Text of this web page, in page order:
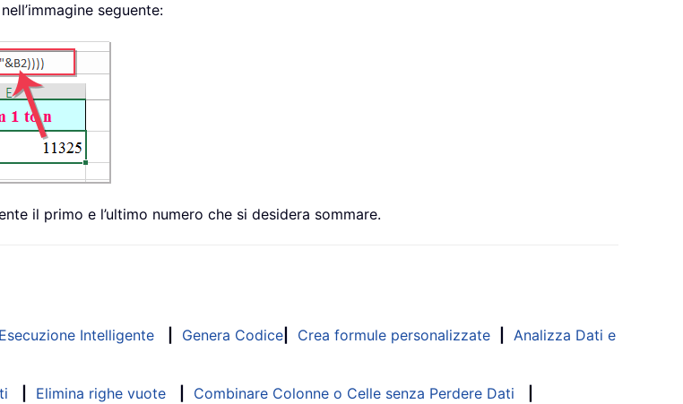
seguente:
il primo e l’ultimo numero che si desidera sommare.
Esecuzione Intelligente Genera Codice Crea formule personalizzate
Analizza Dati e
Elimina righe vuote Combinare Colonne o Celle senza Perdere Dati